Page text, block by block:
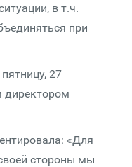
в т.ч.
при
27
директором
«Для
стороны мы